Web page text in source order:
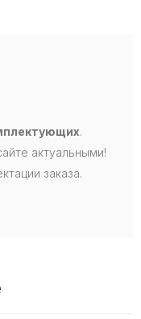
.
актуальными!
заказа.